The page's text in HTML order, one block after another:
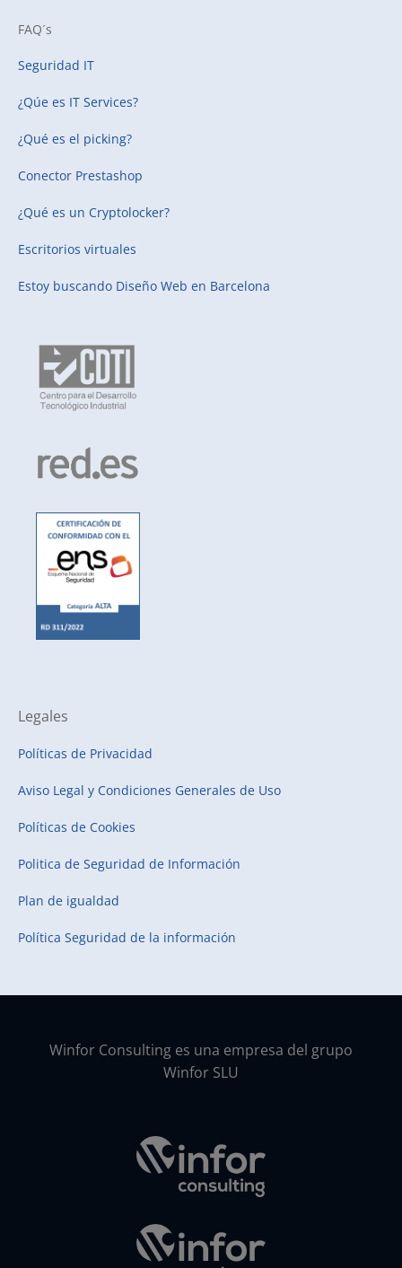
FAQ´s
Seguridad IT
¿Qúe es IT Services?
¿Qué es el picking?
Conector Prestashop
¿Qué es un Cryptolocker?
Escritorios virtuales
Estoy buscando Diseño Web en Barcelona
Legales
Políticas de Privacidad
Aviso Legal y Condiciones Generales de Uso
Políticas de Cookies
Politica de Seguridad de Información
Plan de igualdad
Política Seguridad de la información
Winfor Consulting es una empresa del grupo
Winfor SLU